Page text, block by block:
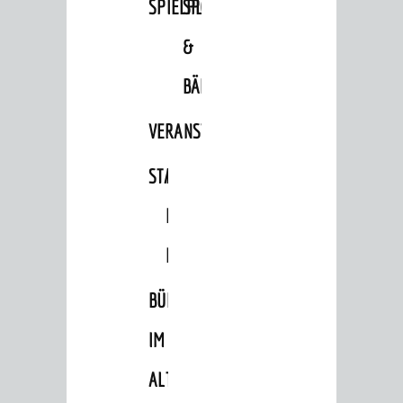
SPIELPLÄTZE
SPORTSTÄTTEN
&
BÄDER
VERANSTALTUNGSRÄUME
STADTHALLE
ROLF-
ENGELBRECHT-
HAUS
BÜRGERSAAL
IM
ALTEN